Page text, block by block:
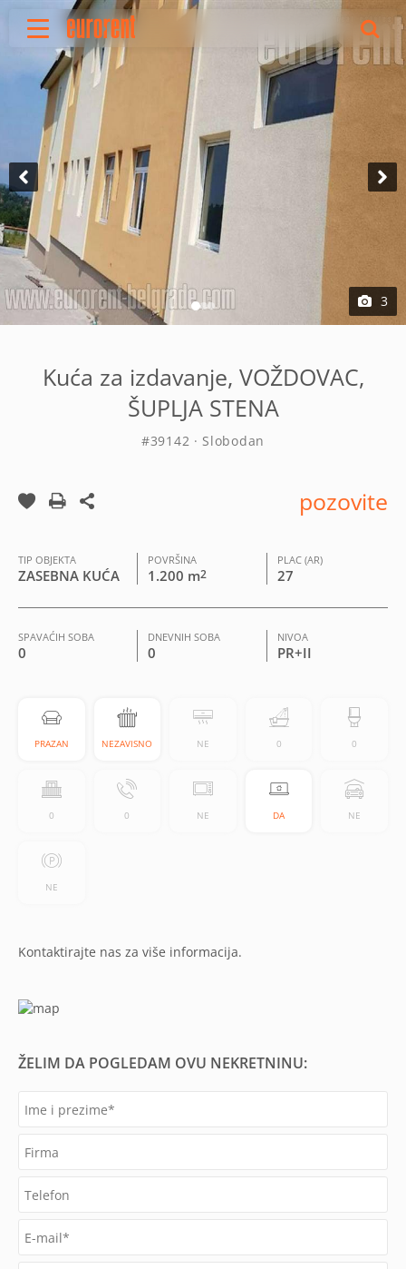
Izdavanje
Prodaja
O nama
Uslovi poslovanja
Cenovnik
Oglasite nekretninu
Vaš zahtev
Korisne informacije
Reference
Kontakt
3
Kuća za izdavanje, VOŽDOVAC,
ŠUPLJA STENA
#39142 · Slobodan
pozovite
TIP OBJEKTA
ZASEBNA KUĆA
POVRŠINA
1.200 m2
PLAC (AR)
27
SPAVAĆIH SOBA
0
DNEVNIH SOBA
0
NIVOA
PR+II
PRAZAN NEZAVISNO NE 0 0
0 0 NE DA NE
NE
Kontaktirajte nas za više informacija.
ŽELIM DA POGLEDAM OVU NEKRETNINU: